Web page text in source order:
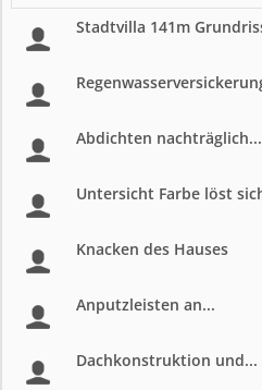
Stadtvilla 141m
Abdichten nachträglich...
Untersicht Farbe löst
Knacken des Hauses
Anputzleisten an...
Dachkonstruktion und...